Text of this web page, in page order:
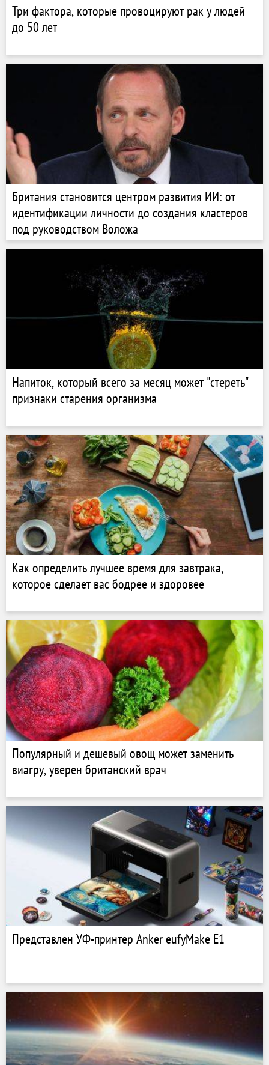
Три фактора, которые провоцируют рак у людей
до 50 лет
Британия становится центром развития ИИ: от
идентификации личности до создания кластеров
под руководством Воложа
Напиток, который всего за месяц может "стереть"
признаки старения организма
Как определить лучшее время для завтрака,
которое сделает вас бодрее и здоровее
Популярный и дешевый овощ может заменить
виагру, уверен британский врач
Представлен УФ-принтер Anker eufyMake E1